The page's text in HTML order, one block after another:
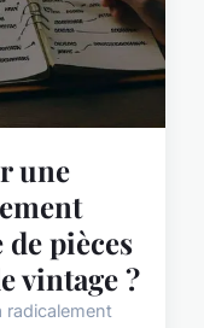
une
pièces
vintage ?
radicalement